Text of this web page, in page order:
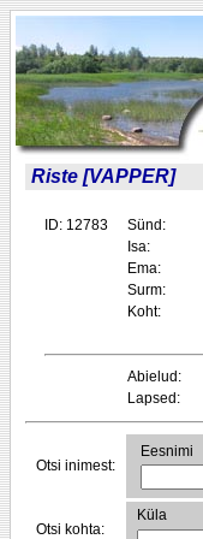
Riste [VAPPER]
ID: 12783 Sünd:
Isa:
Ema:
Surm:
Koht:
Abielud:
Lapsed:
Otsi inimest:
Eesnimi
Otsi kohta:
Küla